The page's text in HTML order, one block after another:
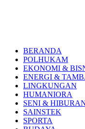
BERANDA
POLHUKAM
EKONOMI &
ENERGI &
LINGKUNGAN
HUMANIORA
SENI &
SAINSTEK
SPORTA